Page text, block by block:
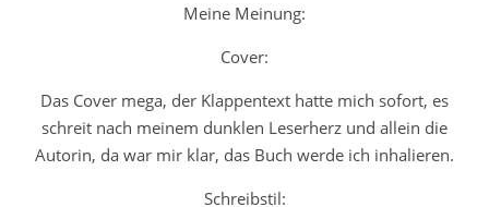
Meine Meinung:
Cover:
Das Cover mega, der Klappentext hatte mich sofort, es
schreit nach meinem dunklen Leserherz und allein die
Autorin, da war mir klar, das Buch werde ich inhalieren.
Schreibstil: